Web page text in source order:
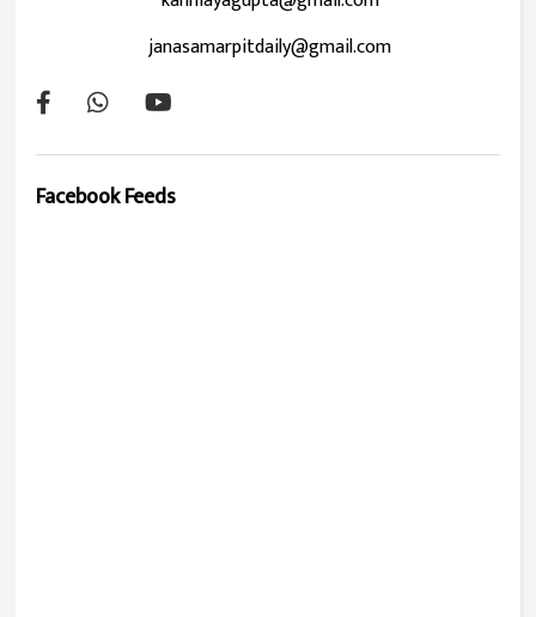
janasamarpitdaily@gmail.com
Facebook Feeds